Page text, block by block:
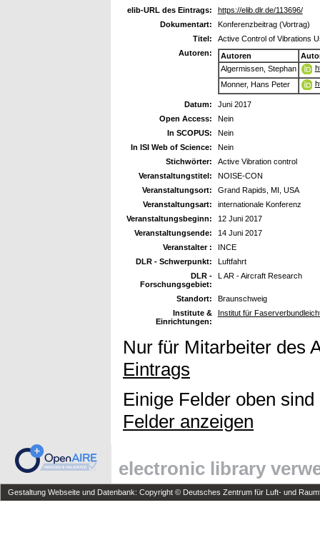
elib-URL des Eintrags:
https://elib.dlr.de/113696/
Dokumentart:
Konferenzbeitrag (Vortrag)
Titel:
Active Control of Vibrations
Autoren:
Autoren
Algermissen, Stephan
Monner, Hans Peter
Datum:
Juni 2017
Open Access:
Nein
In SCOPUS:
Nein
In ISI Web of Science:
Nein
Stichwörter:
Active Vibration control
Veranstaltungstitel:
NOISE-CON
Veranstaltungsort:
Grand Rapids, MI, USA
Veranstaltungsart:
internationale Konferenz
Veranstaltungsbeginn:
12 Juni 2017
Veranstaltungsende:
14 Juni 2017
Veranstalter :
INCE
DLR - Schwerpunkt:
Luftfahrt
DLR -
Forschungsgebiet:
L AR - Aircraft Research
Standort:
Braunschweig
Institute &
Einrichtungen:
Institut für
Nur für Mitarbeiter des
Eintrags
Einige Felder oben
Felder anzeigen
electronic library
Gestaltung Webseite und Datenbank: Copyright © Deutsches Zentrum für Luft- und